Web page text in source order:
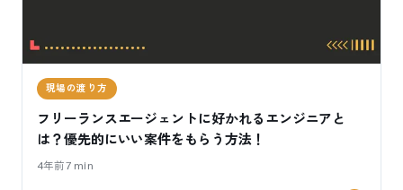
現場の渡り方
フリーランスエージェントに好かれるエンジニアと
は？優先的にいい案件をもらう方法！
4年前7min